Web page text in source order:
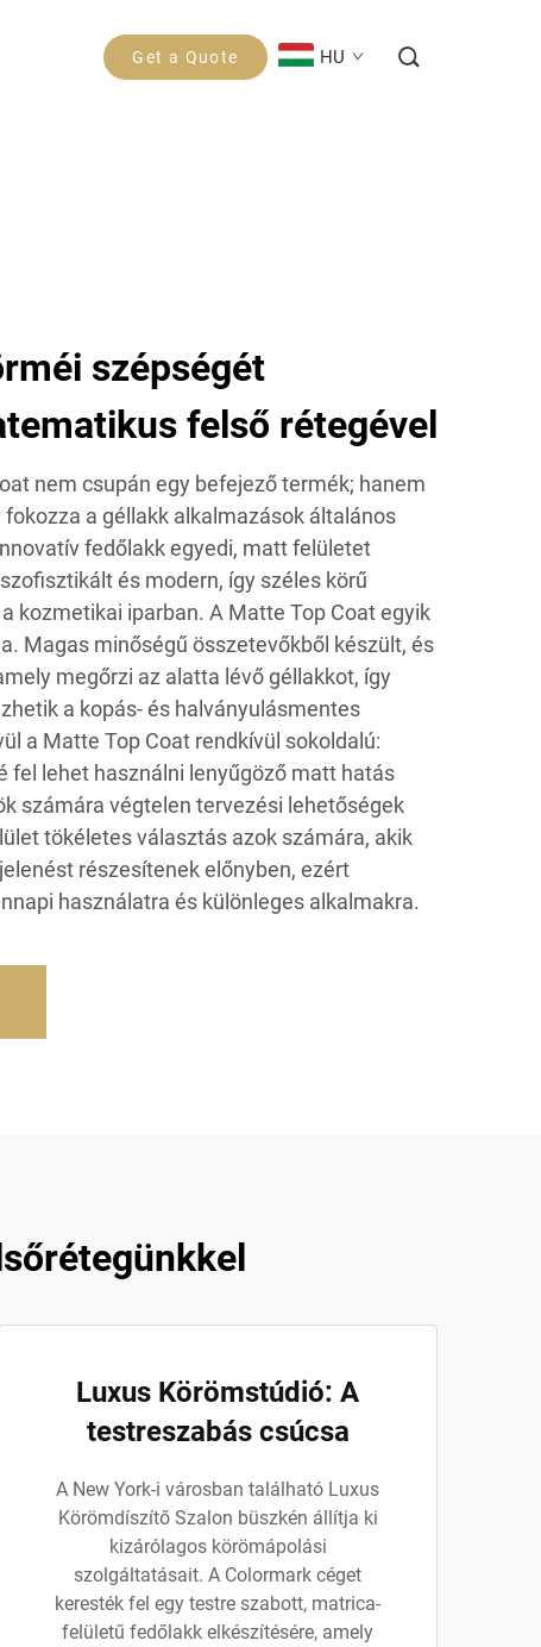
Get a Quote HU
szépségét
felső rétegével
nem csupán egy befejező termék; hanem
a géllakk alkalmazások általános
fedőlakk egyedi, matt felületet
és modern, így széles körű
kozmetikai iparban. A Matte Top Coat egyik
Magas minőségű összetevőkből készült, és
megőrzi az alatta lévő géllakkot, így
a kopás- és halványulásmentes
a Matte Top Coat rendkívül sokoldalú:
fel lehet használni lenyűgöző matt hatás
számára végtelen tervezési lehetőségek
tökéletes választás azok számára, akik
részesítenek előnyben, ezért
használatra és különleges alkalmakra.
Luxus Körömstúdió: A
testreszabás csúcsa
A New York-i városban található Luxus
Körömdíszítő Szalon büszkén állítja ki
kizárólagos körömápolási
szolgáltatásait. A Colormark céget
keresték fel egy testre szabott, matrica-
felületű fedőlakk elkészítésére, amely